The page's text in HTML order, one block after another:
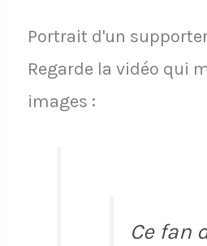
Portrait d'un
Regarde la vidéo qui
images :
Ce fan